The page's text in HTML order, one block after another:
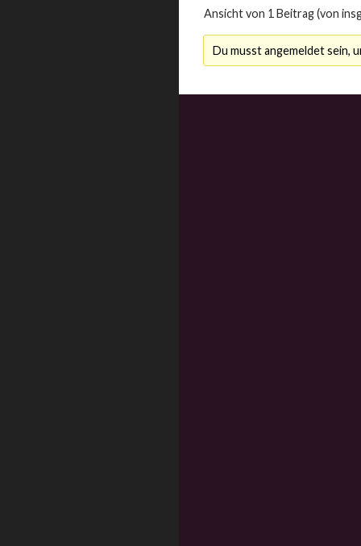
Ansicht von 1 Beitrag (von
Du musst angemeldet sein,